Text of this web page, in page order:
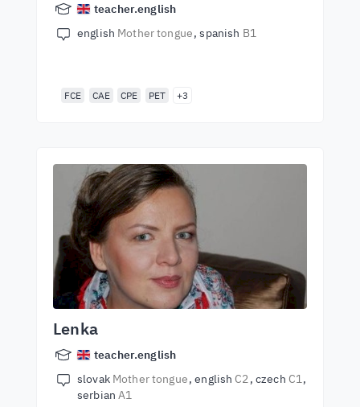
teacher.english
english Mother tongue spanish B1
FCE CAE CPE PET +3
Lenka
teacher.english
slovak Mother tongue english C2 czech C1
serbianA1